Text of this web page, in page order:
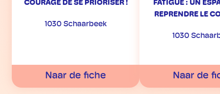
COURAGE DE SE PRIORISER !
1030 Schaarbeek
Naar de fiche
FATIGUE : UN
REPRENDRE LE
1030
Naar de